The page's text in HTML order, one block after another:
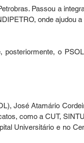
Passou a
onde ajudou
o
José Atamário
como a CUT,
Universitário e no